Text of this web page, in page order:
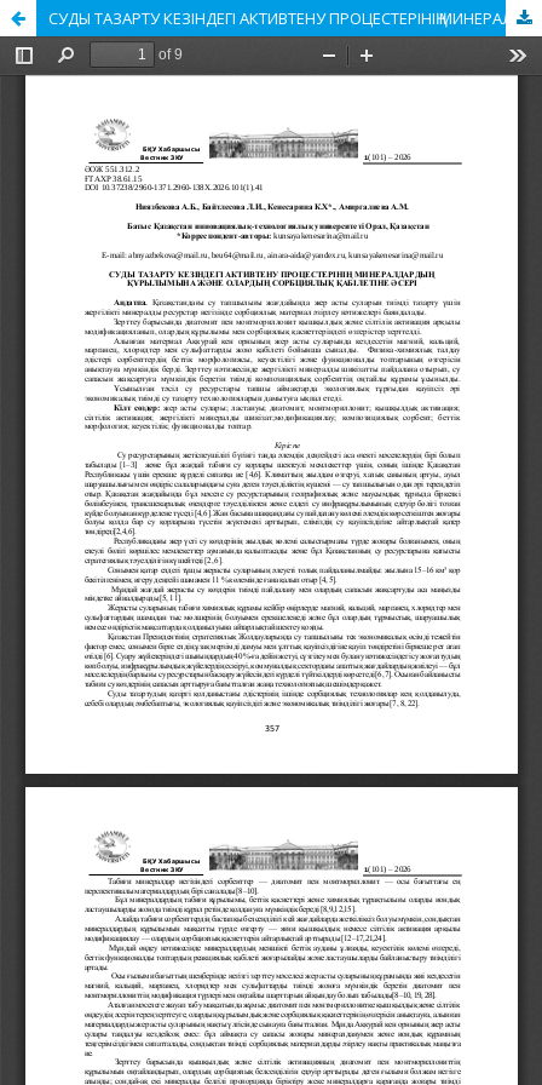
СУДЫ ТАЗАРТУ КЕЗІНДЕГІ АКТИВТЕНУ ПРОЦЕСТЕРІНІҢ МИНЕРАЛДАРДЫҢ ҚҰРЫЛЫМЫНА ЖӘНЕ ОЛАРДЫҢ СОРБЦИЯЛЫҚ ҚАБІЛЕТІНЕ ӘСЕРІ